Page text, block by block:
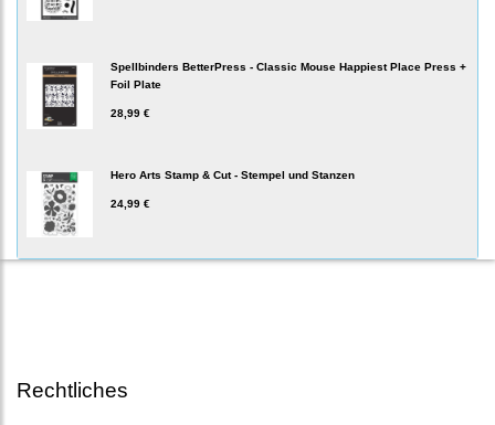
Spellbinders BetterPress - Classic Mouse Happiest Place Press +
Foil Plate
28,99 €
Hero Arts Stamp & Cut - Stempel und Stanzen
24,99 €
Rechtliches